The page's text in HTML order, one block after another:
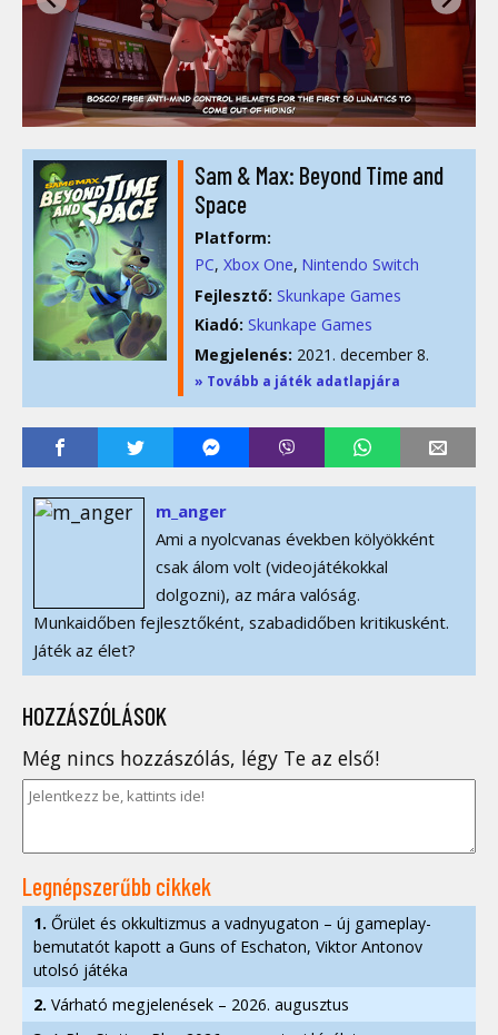
Sam & Max: Beyond Time and
Space
Platform:
PC Xbox One Nintendo Switch
Fejlesztő: Skunkape Games
Kiadó: Skunkape Games
Megjelenés: 2021. december 8.
» Tovább a játék adatlapjára
m_anger
Ami a nyolcvanas években kölyökként
csak álom volt (videojátékokkal
dolgozni), az mára valóság.
Munkaidőben fejlesztőként, szabadidőben kritikusként.
Játék az élet?
HOZZÁSZÓLÁSOK
Még nincs hozzászólás, légy Te az első!
Legnépszerűbb cikkek
1. Őrület és okkultizmus a vadnyugaton – új gameplay-
bemutatót kapott a Guns of Eschaton, Viktor Antonov
utolsó játéka
2. Várható megjelenések – 2026. augusztus